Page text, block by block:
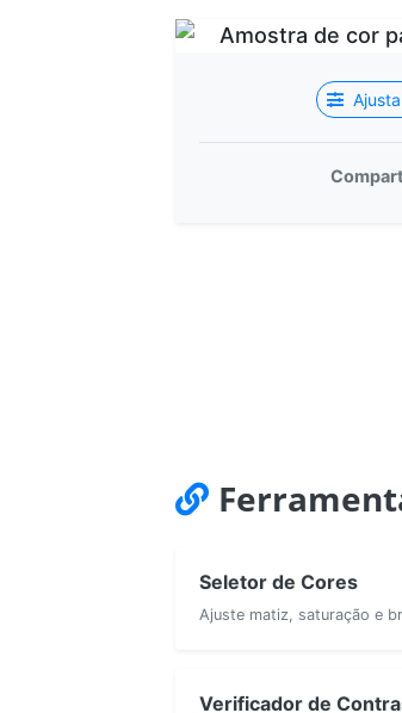
Seletor de Cores
Ajuste matiz, saturação e
Verificador de